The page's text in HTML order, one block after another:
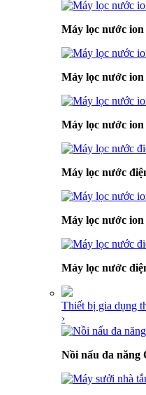
Máy lọc nước ion
Máy lọc nước
Máy lọc nước
Máy lọc nước
Máy lọc nước
Máy lọc nước
Thiết bị gia dụng
›
Nồi nấu đa năng